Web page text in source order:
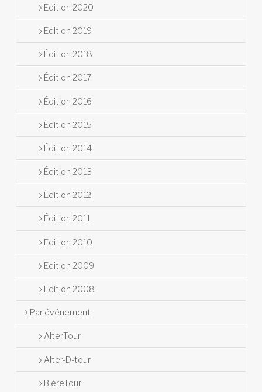
Edition 2020
Edition 2019
Édition 2018
Édition 2017
Édition 2016
Édition 2015
Édition 2014
Édition 2013
Édition 2012
Édition 2011
Edition 2010
Edition 2009
Edition 2008
Par événement
AlterTour
Alter-D-tour
BièreTour